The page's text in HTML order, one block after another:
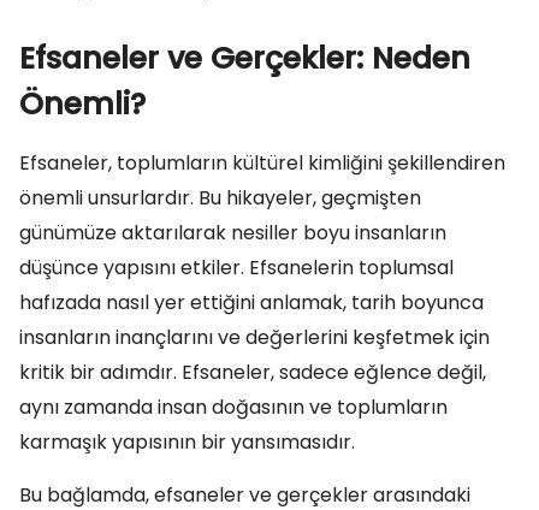
Efsaneler ve Gerçekler: Neden
Önemli?
Efsaneler, toplumların kültürel kimliğini şekillendiren
önemli unsurlardır. Bu hikayeler, geçmişten
günümüze aktarılarak nesiller boyu insanların
düşünce yapısını etkiler. Efsanelerin toplumsal
hafızada nasıl yer ettiğini anlamak, tarih boyunca
insanların inançlarını ve değerlerini keşfetmek için
kritik bir adımdır. Efsaneler, sadece eğlence değil,
aynı zamanda insan doğasının ve toplumların
karmaşık yapısının bir yansımasıdır.
Bu bağlamda, efsaneler ve gerçekler arasındaki